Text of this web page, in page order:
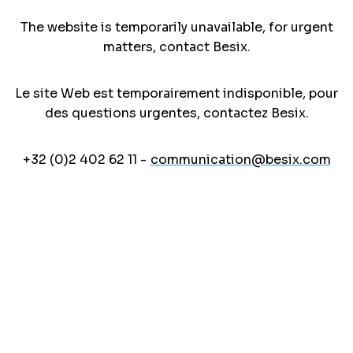
The website is temporarily unavailable, for urgent
matters, contact Besix.
Le site Web est temporairement indisponible, pour
des questions urgentes, contactez Besix.
+32 (0)2 402 62 11 - communication@besix.com